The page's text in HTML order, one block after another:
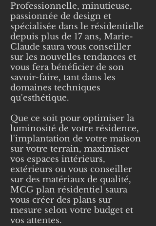
Professionnelle, minutieuse,
passionnée de design et
spécialisée dans le résidentielle
depuis plus de 17 ans, Marie-
Claude saura vous conseiller
sur les nouvelles tendances et
vous fera bénéficier de son
savoir-faire, tant dans les
domaines techniques
qu'esthétique.
Que ce soit pour optimiser la
luminosité de votre résidence,
l'implantation de votre maison
sur votre terrain, maximiser
vos espaces intérieurs,
extérieurs ou vous conseiller
sur des matériaux de qualité,
MCG plan résidentiel saura
vous créer des plans sur
mesure selon votre budget et
vos attentes.